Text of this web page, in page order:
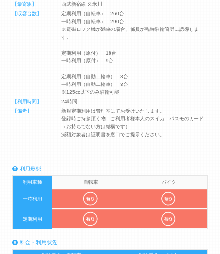
【最寄駅】
西武新宿線 久米川
【収容台数】
定期利用（自転車） 260台
一時利用（自転車） 290台
※電磁ロック機が満車の場合、係員が臨時駐輪箇所に誘導しま
す。
定期利用（原付） 18台
一時利用（原付） 9台
定期利用（自動二輪車） 3台
一時利用（自動二輪車） 3台
※125cc以下のみ駐輪可能
【利用時間】
24時間
【備考】
新規定期利用は管理室にてお受けいたします。
登録時ご持参頂く物 ご利用者様本人のスイカ パスモのカード
（お持ちでない方は結構です）
減額対象者は証明書を窓口でご提示ください。
利用形態
利用車種 自転車 バイク
一時利用
定期利用
料金・利用状況